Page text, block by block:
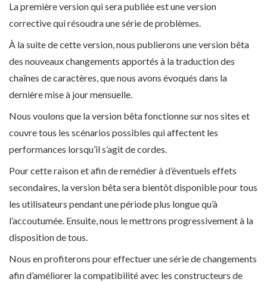
La première version qui sera publiée est une version
corrective qui résoudra une série de problèmes.
À la suite de cette version, nous publierons une version bêta
des nouveaux changements apportés à la traduction des
chaînes de caractères, que nous avons évoqués dans la
dernière mise à jour mensuelle.
Nous voulons que la version bêta fonctionne sur nos sites et
couvre tous les scénarios possibles qui affectent les
performances lorsqu’il s’agit de cordes.
Pour cette raison et afin de remédier à d’éventuels effets
secondaires, la version bêta sera bientôt disponible pour tous
les utilisateurs pendant une période plus longue qu’à
l’accoutumée. Ensuite, nous le mettrons progressivement à la
disposition de tous.
Nous en profiterons pour effectuer une série de changements
afin d’améliorer la compatibilité avec les constructeurs de